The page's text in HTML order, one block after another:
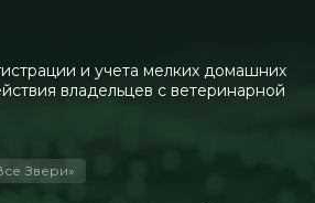
и учета мелких домашних
владельцев с ветеринарной
Звери»